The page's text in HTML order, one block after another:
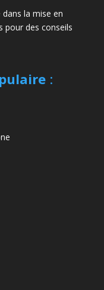
la mise en
pour des conseils
: